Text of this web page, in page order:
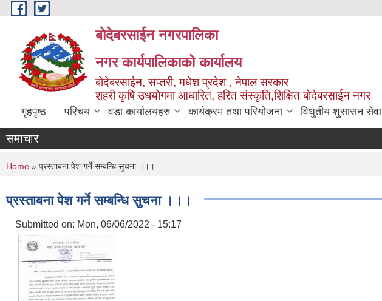
Skip to main content
बोदेबरसाईन नगरपालिका
नगर कार्यपालिकाको कार्यालय
बोदेबरसाईन, सप्तरी, मधेश प्रदेश , नेपाल सरकार
शहरी कृषि उधयोगमा आधारित, हरित संस्कृति,शिक्षित बोदेबरसाईन नगर
गृहपृष्ठ परिचय वडा कार्यालयहरु कार्यक्रम तथा परियोजना विधुतीय शुसासन सेवा
समाचार
You are here
Home » प्रस्ताबना पेश गर्ने सम्बन्धि सुचना ।।।
प्रस्ताबना पेश गर्ने सम्बन्धि सुचना ।।।
Submitted on: Mon, 06/06/2022 - 15:17